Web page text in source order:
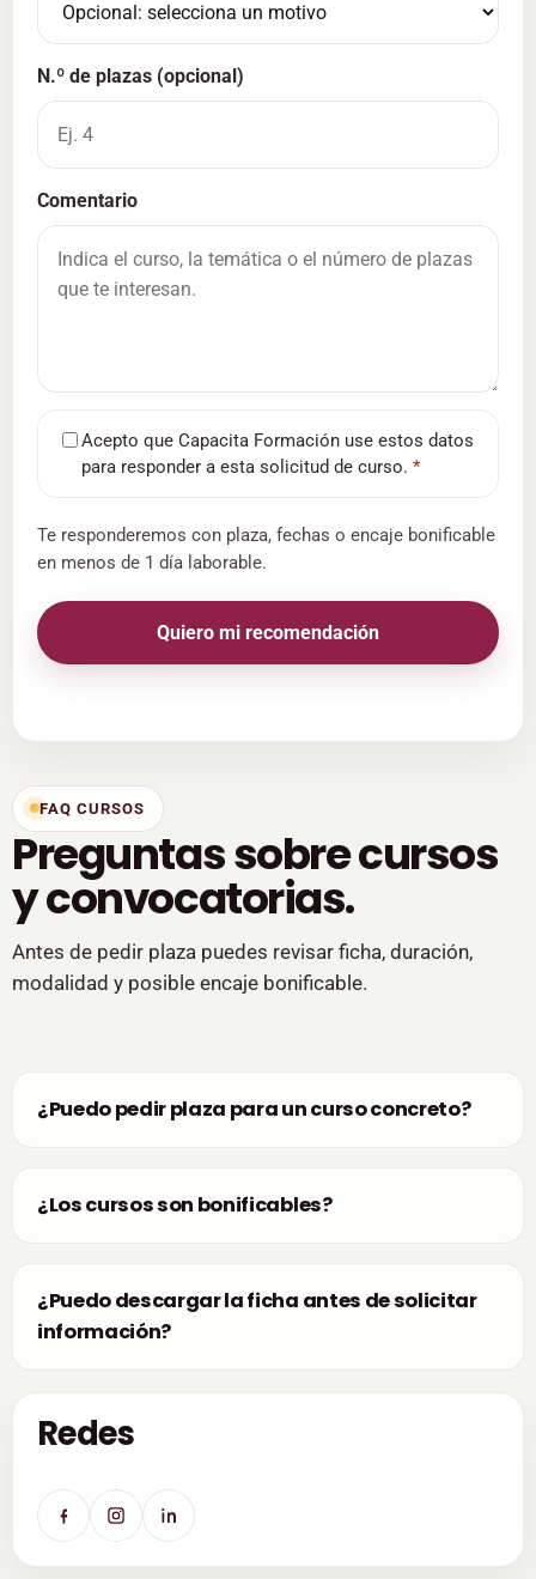
N.º de plazas (opcional)
Comentario
Acepto que Capacita Formación use estos datos
para responder a esta solicitud de curso.
Te responderemos con plaza, fechas o encaje bonificable
en menos de 1 día laborable.
Quiero mi recomendación
FAQ CURSOS
Preguntas sobre cursos
y convocatorias.
Antes de pedir plaza puedes revisar ficha, duración,
modalidad y posible encaje bonificable.
¿Puedo pedir plaza para un curso concreto?
¿Los cursos son bonificables?
¿Puedo descargar la ficha antes de solicitar
información?
Redes
FacebookInstagramLinkedIn